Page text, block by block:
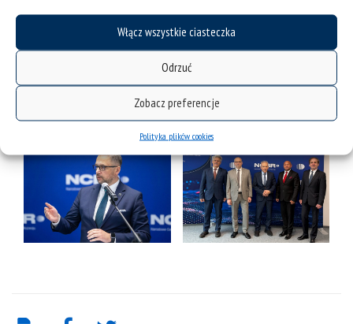
Włącz wszystkie ciasteczka
Odrzuć
Zobacz preferencje
Polityka plików cookies